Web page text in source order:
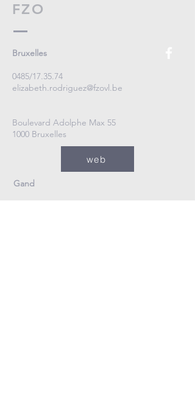
FZO
Bruxelles
0485/17.35.74
elizabeth.rodriguez@fzovl.be
Boulevard Adolphe Max 55
1000 Bruxelles
web
Gand